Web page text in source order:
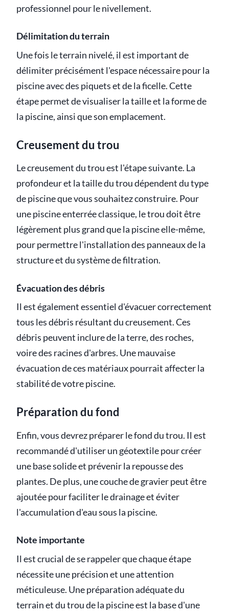
professionnel pour le nivellement.
Délimitation du terrain
Une fois le terrain nivelé, il est important de
délimiter précisément l'espace nécessaire pour la
piscine avec des piquets et de la ficelle. Cette
étape permet de visualiser la taille et la forme de
la piscine, ainsi que son emplacement.
Creusement du trou
Le creusement du trou est l'étape suivante. La
profondeur et la taille du trou dépendent du type
de piscine que vous souhaitez construire. Pour
une piscine enterrée classique, le trou doit être
légèrement plus grand que la piscine elle-même,
pour permettre l'installation des panneaux de la
structure et du système de filtration.
Évacuation des débris
Il est également essentiel d'évacuer correctement
tous les débris résultant du creusement. Ces
débris peuvent inclure de la terre, des roches,
voire des racines d'arbres. Une mauvaise
évacuation de ces matériaux pourrait affecter la
stabilité de votre piscine.
Préparation du fond
Enfin, vous devrez préparer le fond du trou. Il est
recommandé d'utiliser un géotextile pour créer
une base solide et prévenir la repousse des
plantes. De plus, une couche de gravier peut être
ajoutée pour faciliter le drainage et éviter
l'accumulation d'eau sous la piscine.
Note importante
Il est crucial de se rappeler que chaque étape
nécessite une précision et une attention
méticuleuse. Une préparation adéquate du
terrain et du trou de la piscine est la base d'une